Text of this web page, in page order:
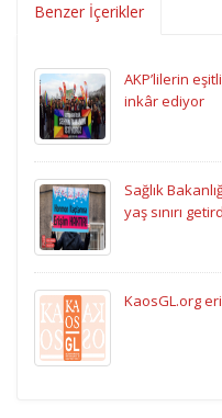
Benzer İçerikler
AKP’lilerin
inkâr ediyor
Sağlık
yaş sınırı
KaosGL.org